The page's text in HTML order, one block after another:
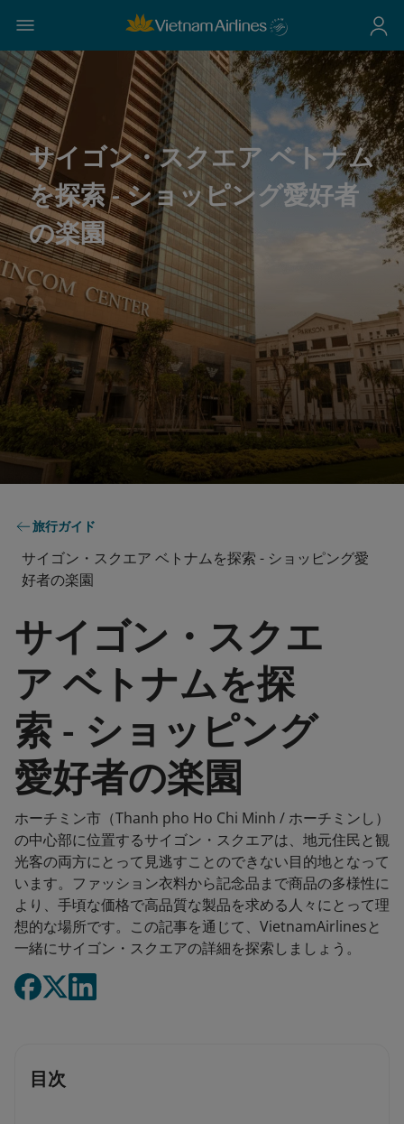
サイゴン・スクエア ベトナム
を探索 - ショッピング愛好者
の楽園
旅行ガイド
サイゴン・スクエア ベトナムを探索 - ショッピング愛
好者の楽園
サイゴン・スクエ
ア ベトナムを探
索 - ショッピング
愛好者の楽園
ホーチミン市（Thanh pho Ho Chi Minh / ホーチミンし）
の中心部に位置するサイゴン・スクエアは、地元住民と観
光客の両方にとって見逃すことのできない目的地となって
います。ファッション衣料から記念品まで商品の多様性に
より、手頃な価格で高品質な製品を求める人々にとって理
想的な場所です。この記事を通じて、VietnamAirlinesと
一緒にサイゴン・スクエアの詳細を探索しましょう。
目次